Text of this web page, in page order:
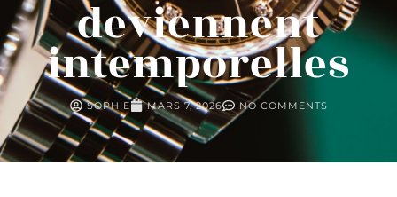
deviennent
intemporelles
SOPHIE MARS 7, 2026 NO COMMENTS